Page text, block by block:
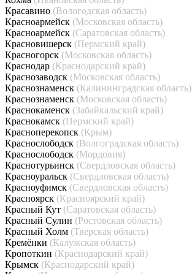
Красавино (Вологодская область)
Красноармейск (Московская область)
Красноармейск (Саратовская область)
Красновишерск (Пермский край)
Красногорск (Московская область)
Краснодар (Краснодарский край)
Краснозаводск (Московская область)
Краснознаменск (Калининградская область)
Краснознаменск (Московская область)
Краснокаменск (Забайкальский край)
Краснокамск (Пермский край)
Красноперекопск (Крым)
Краснослободск (Волгоградская область)
Краснослободск (Мордовия)
Краснотурьинск (Свердловская область)
Красноуральск (Свердловская область)
Красноуфимск (Свердловская область)
Красноярск (Красноярский край)
Красный Кут (Саратовская область)
Красный Сулин (Ростовская область)
Красный Холм (Тверская область)
Кремёнки (Калужская область)
Кропоткин (Краснодарский край)
Крымск (Краснодарский край)